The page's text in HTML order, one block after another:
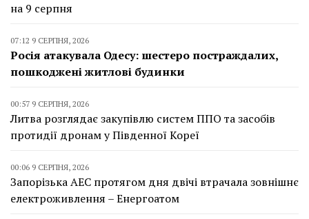
на 9 серпня
07:12 9 СЕРПНЯ, 2026
Росія атакувала Одесу: шестеро постраждалих,
пошкоджені житлові будинки
00:57 9 СЕРПНЯ, 2026
Литва розглядає закупівлю систем ППО та засобів
протидії дронам у Південної Кореї
00:06 9 СЕРПНЯ, 2026
Запорізька АЕС протягом дня двічі втрачала зовнішнє
електроживлення – Енергоатом